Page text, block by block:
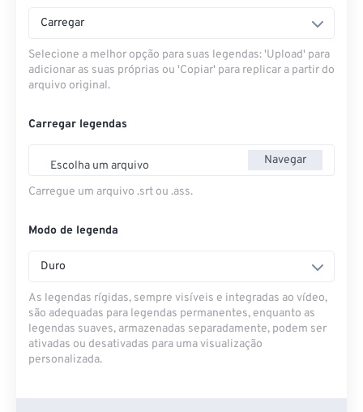
Carregar
Selecione a melhor opção para suas legendas: 'Upload' para
adicionar as suas próprias ou 'Copiar' para replicar a partir do
arquivo original.
Carregar legendas
Escolha um arquivo Navegar
Carregue um arquivo .srt ou .ass.
Modo de legenda
Duro
As legendas rígidas, sempre visíveis e integradas ao vídeo,
são adequadas para legendas permanentes, enquanto as
legendas suaves, armazenadas separadamente, podem ser
ativadas ou desativadas para uma visualização
personalizada.